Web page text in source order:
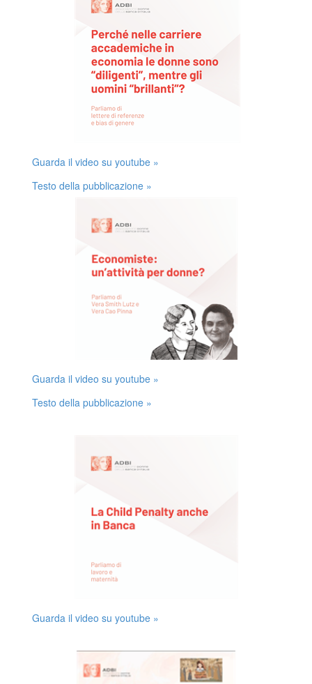
Guarda il video su youtube »
Testo della pubblicazione »
Guarda il video su youtube »
Testo della pubblicazione »
Guarda il video su youtube »